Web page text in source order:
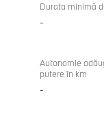
Durata minimă
-
Autonomie
putere în km
-